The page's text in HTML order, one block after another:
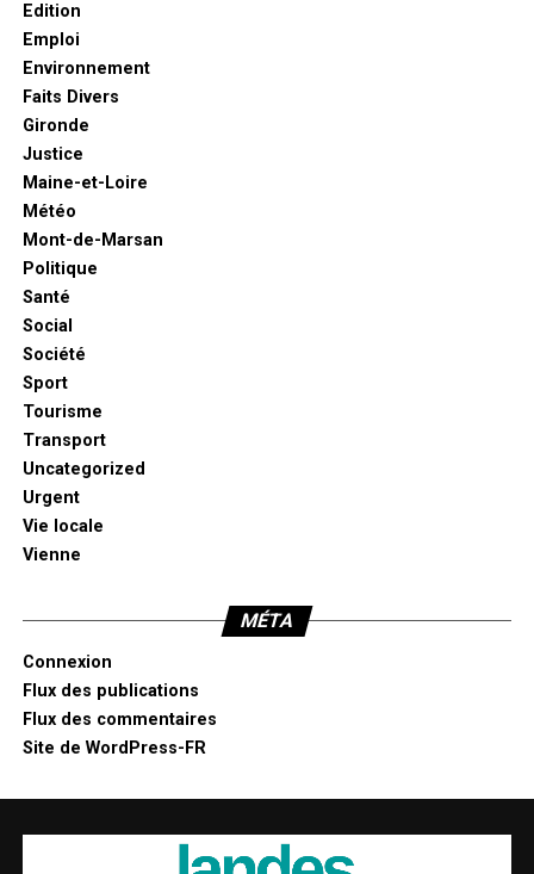
Edition
Emploi
Environnement
Faits Divers
Gironde
Justice
Maine-et-Loire
Météo
Mont-de-Marsan
Politique
Santé
Social
Société
Sport
Tourisme
Transport
Uncategorized
Urgent
Vie locale
Vienne
MÉTA
Connexion
Flux des publications
Flux des commentaires
Site de WordPress-FR